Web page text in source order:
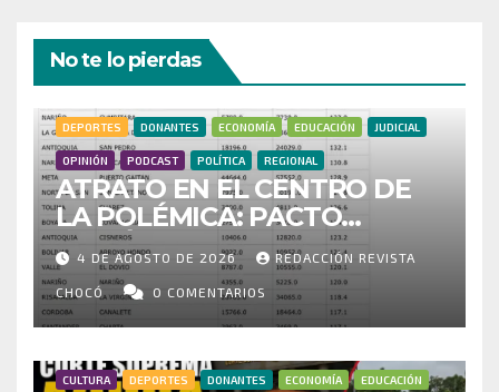
No te lo pierdas
DEPORTES DONANTES ECONOMÍA EDUCACIÓN JUDICIAL
OPINIÓN PODCAST POLÍTICA REGIONAL
ATRATO EN EL CENTRO DE
LA POLÉMICA: PACTO
HISTÓRICO CUESTIONA
CENSO ELECTORAL Y PIDE
INVESTIGAR PRESUNTO
FRAUDE
4 DE AGOSTO DE 2026 REDACCIÓN REVISTA
CHOCÓ 0 COMENTARIOS
CULTURA DEPORTES DONANTES ECONOMÍA EDUCACIÓN